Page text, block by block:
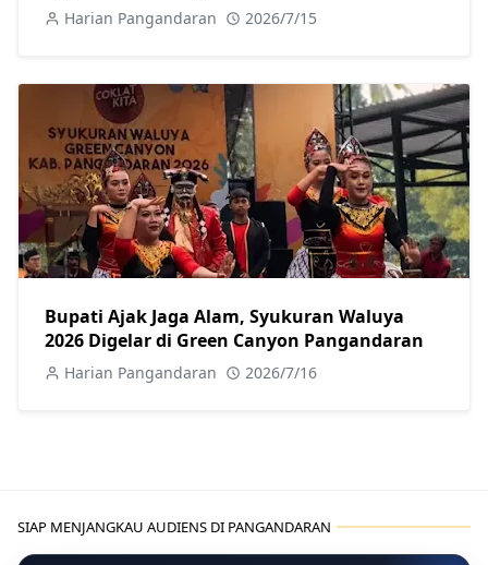
Harian Pangandaran 2026/7/15
Bupati Ajak Jaga Alam, Syukuran Waluya
2026 Digelar di Green Canyon Pangandaran
Harian Pangandaran 2026/7/16
SIAP MENJANGKAU AUDIENS DI PANGANDARAN